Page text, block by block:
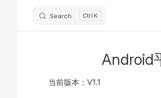
Search K
Android
当前版本：V1.1